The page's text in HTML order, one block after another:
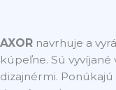
AXOR navrhuje a
kúpeľne. Sú vyvíjané
dizajnérmi.